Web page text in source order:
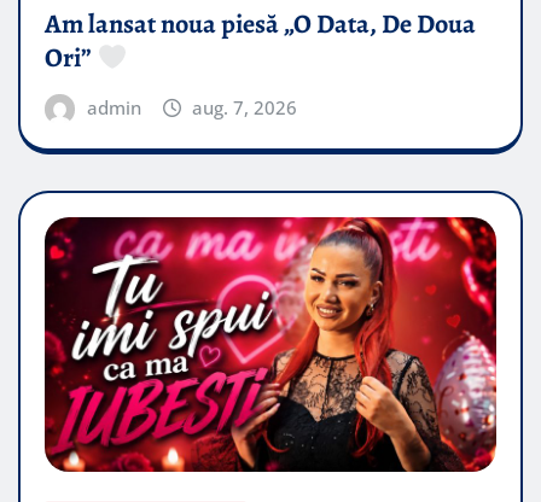
Am lansat noua piesă „O Data, De Doua
Ori”
admin aug. 7, 2026